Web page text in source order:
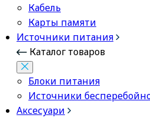
Кабель
Карты памяти
Источники питания
Каталог товаров
Блоки питания
Источники
Аксесуари